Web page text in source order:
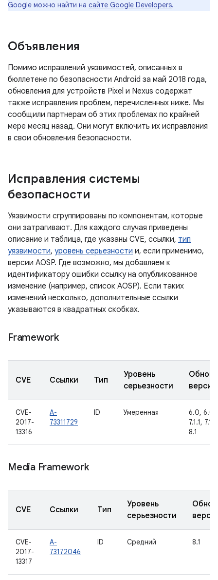
Google можно найти на сайте Google Developers.
Объявления
Помимо исправлений уязвимостей, описанных в
бюллетене по безопасности Android за май 2018 года,
обновления для устройств Pixel и Nexus содержат
также исправления проблем, перечисленных ниже. Мы
сообщили партнерам об этих проблемах по крайней
мере месяц назад. Они могут включить их исправления
в свои обновления безопасности.
Исправления системы
безопасности
Уязвимости сгруппированы по компонентам, которые
они затрагивают. Для каждого случая приведены
описание и таблица, где указаны CVE, ссылки, тип
уязвимости, уровень серьезности и, если применимо,
версии AOSP. Где возможно, мы добавляем к
идентификатору ошибки ссылку на опубликованное
изменение (например, список AOSP). Если таких
изменений несколько, дополнительные ссылки
указываются в квадратных скобках.
Framework
CVE Ссылки Тип
Уровень
серьезности
CVE-
2017-
13316
A-
73311729
ID Умеренная
6.0,
7.1.1,
8.1
Media Framework
CVE Ссылки Тип
Уровень
серьезности
CVE-
2017-
13317
A-
73172046
ID Средний 8.1